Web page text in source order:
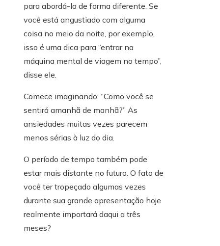
para abordá-la de forma diferente. Se
você está angustiado com alguma
coisa no meio da noite, por exemplo,
isso é uma dica para “entrar na
máquina mental de viagem no tempo”,
disse ele.
Comece imaginando: “Como você se
sentirá amanhã de manhã?” As
ansiedades muitas vezes parecem
menos sérias à luz do dia.
O período de tempo também pode
estar mais distante no futuro. O fato de
você ter tropeçado algumas vezes
durante sua grande apresentação hoje
realmente importará daqui a três
meses?